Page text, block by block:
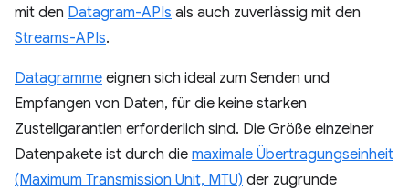
mit den Datagram-APIs als auch zuverlässig mit den
Streams-APIs.
Datagramme eignen sich ideal zum Senden und
Empfangen von Daten, für die keine starken
Zustellgarantien erforderlich sind. Die Größe einzelner
Datenpakete ist durch die maximale Übertragungseinheit
(Maximum Transmission Unit, MTU) der zugrunde